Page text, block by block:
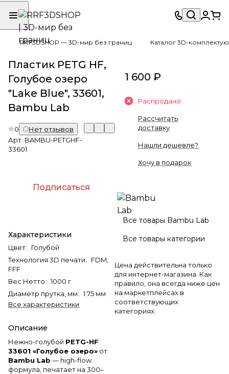
RRF3DSHOP — 3D-мир без границ Каталог 3D-
Пластик PETG HF,
Голубое озеро
"Lake Blue", 33601,
Bambu Lab
0
Нет отзывов
Арт. BAMBU-PETGHF-
33601
Подписаться
Характеристики
Цвет: Голубой
Технология 3D печати: FDM,
FFF
Вес Нетто: 1000 г
Диаметр прутка, мм: 1.75 мм
Все характеристики
Описание
Нежно-голубой PETG-HF
33601 «Голубое озеро» от
Bambu Lab — high-flow
формула, печатает на 300–
1 600 ₽
Распродано
Рассчитать
доставку
Нашли дешевле?
Хочу в подарок
Все товары Bambu Lab
Все товары категории
Цена действительна только
для интернет-магазина. Как
правило, она всегда ниже цен
на маркетплейсах в
соответствующих
категориях.